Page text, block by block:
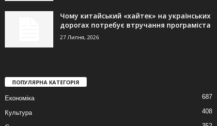
Чому китайський «хайтек» на українських
дорогах потребує втручання програміста
27 Липня, 2026
ПОПУЛЯРНА КАТЕГОРІЯ
Економіка 687
Культура 408